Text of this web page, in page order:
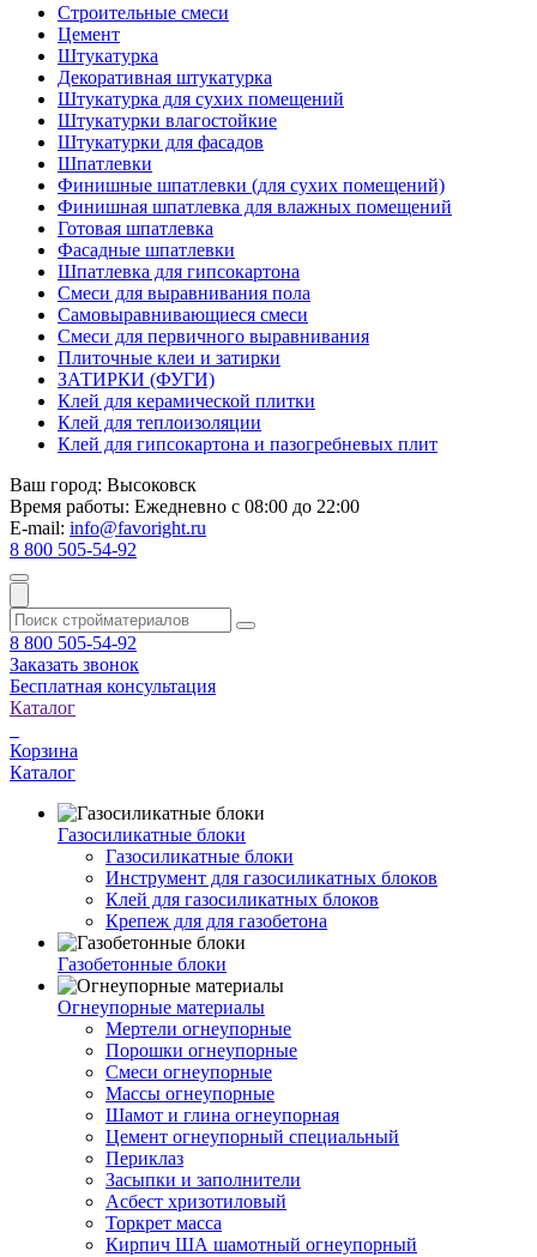
Строительные смеси
Цемент
Штукатурка
Декоративная штукатурка
Штукатурка для сухих помещений
Штукатурки влагостойкие
Штукатурки для фасадов
Шпатлевки
Финишные шпатлевки (для сухих помещений)
Финишная шпатлевка для влажных помещений
Готовая шпатлевка
Фасадные шпатлевки
Шпатлевка для гипсокартона
Смеси для выравнивания пола
Самовыравнивающиеся смеси
Смеси для первичного выравнивания
Плиточные клеи и затирки
ЗАТИРКИ (ФУГИ)
Клей для керамической плитки
Клей для теплоизоляции
Клей для гипсокартона и пазогребневых плит
Ваш город: Высоковск
Время работы: Ежедневно с 08:00 до 22:00
E-mail: info@favoright.ru
8 800 505-54-92
8 800 505-54-92
Заказать звонок
Бесплатная консультация
Каталог
Корзина
Каталог
Газосиликатные блоки
Газосиликатные блоки
Инструмент для газосиликатных блоков
Клей для газосиликатных блоков
Крепеж для для газобетона
Газобетонные блоки
Огнеупорные материалы
Мертели огнеупорные
Порошки огнеупорные
Смеси огнеупорные
Массы огнеупорные
Шамот и глина огнеупорная
Цемент огнеупорный специальный
Периклаз
Засыпки и заполнители
Асбест хризотиловый
Торкрет масса
Кирпич ША шамотный огнеупорный